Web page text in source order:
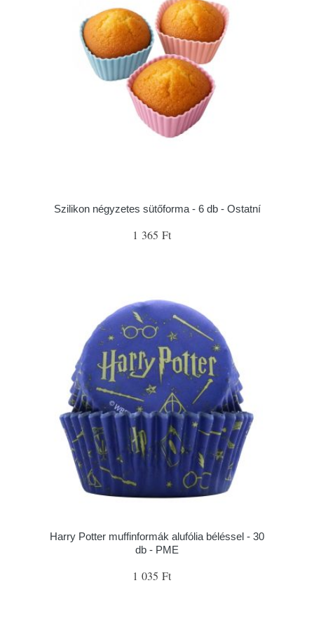
Szilikon négyzetes sütőforma - 6 db - Ostatní
1 365 Ft
Harry Potter muffinformák alufólia béléssel - 30
db - PME
1 035 Ft